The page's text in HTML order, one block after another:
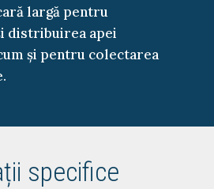
largă pentru
distribuirea apei
și pentru colectarea
specifice